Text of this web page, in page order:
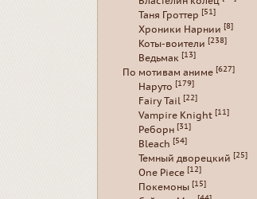
Таня Гроттер [51]
Хроники Нарнии [8]
Коты-воители [238]
Ведьмак [13]
По мотивам аниме [627]
Наруто [179]
Fairy Tail [22]
Vampire Knight [11]
Реборн [31]
Bleach [54]
Темный дворецкий [25]
One Piece [12]
Покемоны [15]